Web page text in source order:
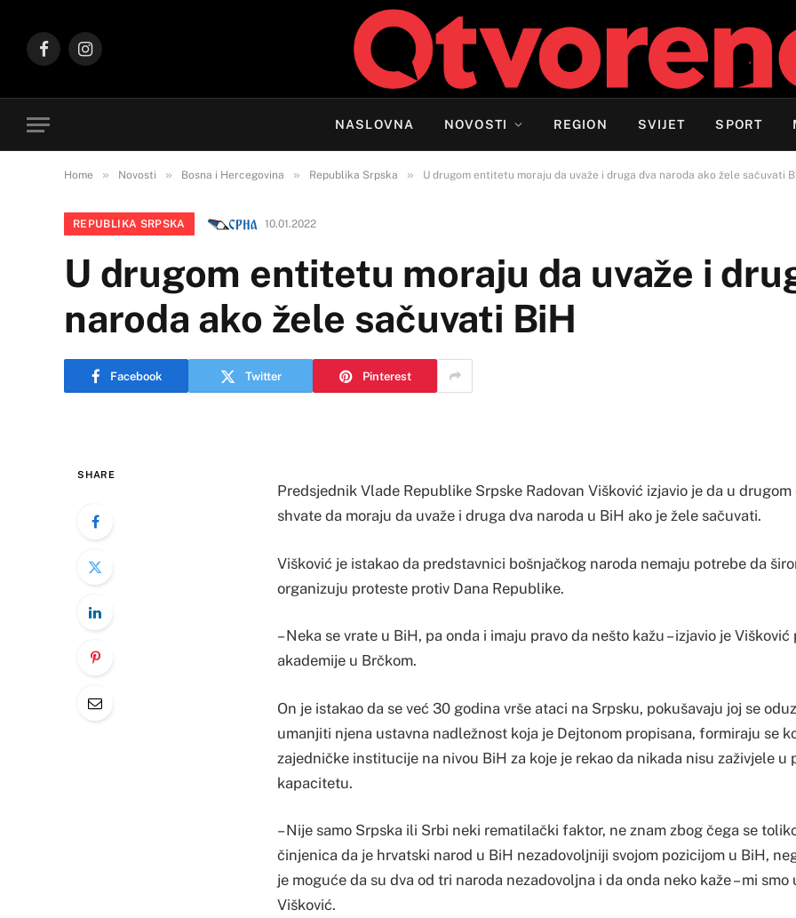
FacebookInstagram
NASLOVNA NOVOSTI REGION SVIJET SPORT
Home » Novosti » Bosna i Hercegovina » Republika Srpska » U drugom entitetu moraju da uvaže i druga dva naroda ako žele sačuvati
REPUBLIKA SRPSKA 10.01.2022
U drugom entitetu moraju da uvaže i
naroda ako žele sačuvati BiH
Facebook Twitter Pinterest
SHARE
Predsjednik Vlade Republike Srpske Radovan Višković izjavio je da u
shvate da moraju da uvaže i druga dva naroda u BiH ako je žele sačuvati.
Višković je istakao da predstavnici bošnjačkog naroda nemaju potrebe da
organizuju proteste protiv Dana Republike.
– Neka se vrate u BiH, pa onda i imaju pravo da nešto kažu – izjavio je
akademije u Brčkom.
On je istakao da se već 30 godina vrše ataci na Srpsku, pokušavaju joj se
umanjiti njena ustavna nadležnost koja je Dejtonom propisana, formiraju se
zajedničke institucije na nivou BiH za koje je rekao da nikada nisu zaživjele u
kapacitetu.
– Nije samo Srpska ili Srbi neki rematilački faktor, ne znam zbog čega se
činjenica da je hrvatski narod u BiH nezadovoljniji svojom pozicijom u BiH,
je moguće da su dva od tri naroda nezadovoljna i da onda neko kaže – mi smo
Višković.